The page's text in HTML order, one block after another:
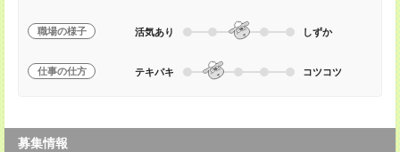
職場の様子 活気あり しずか
仕事の仕方 テキパキ コツコツ
募集情報